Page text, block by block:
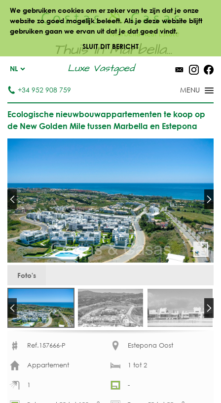
We gebruiken cookies om er zeker van te zijn dat je onze
website zo goed mogelijk beleeft. Als je deze website blijft
gebruiken gaan we ervan uit dat je dat goed vindt.
SLUIT DIT BERICHT
Thuis in Marbella...
Luxe Vastgoed
NL
+34 952 908 759
Ecologische nieuwbouwappartementen te koop op
de New Golden Mile tussen Marbella en Estepona
Foto's
Ref.157666-P Estepona Oost
Appartement 1 tot 2
1 -